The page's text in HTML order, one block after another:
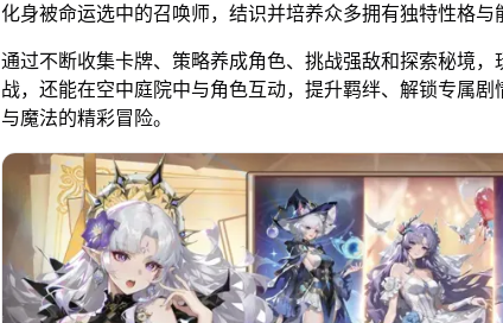
化身被命运选中的召唤师，结识并培养众多拥有独特性格与
通过不断收集卡牌、策略养成角色、挑战强敌和探索秘境
战，还能在空中庭院中与角色互动，提升羁绊、解锁专属
与魔法的精彩冒险。